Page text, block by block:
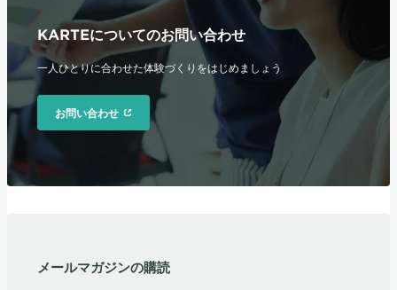
KARTEについてのお問い合わせ
一人ひとりに合わせた体験づくりをはじめましょう
お問い合わせ
メールマガジンの購読